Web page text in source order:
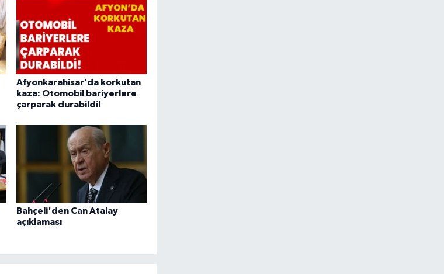
Afyonkarahisar’da korkutan
kaza: Otomobil bariyerlere
çarparak durabildi!
Bahçeli'den Can Atalay
açıklaması